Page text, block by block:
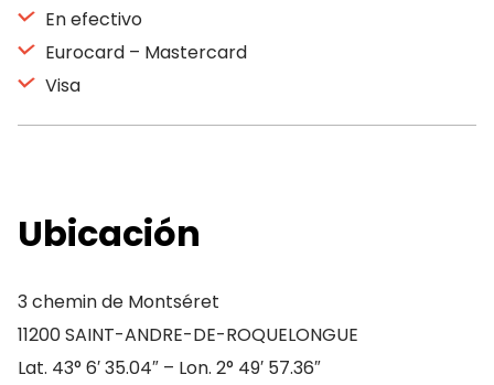
En efectivo
Eurocard – Mastercard
Visa
Ubicación
3 chemin de Montséret
11200 SAINT-ANDRE-DE-ROQUELONGUE
Lat. 43° 6′ 35.04″ – Lon. 2° 49′ 57.36″